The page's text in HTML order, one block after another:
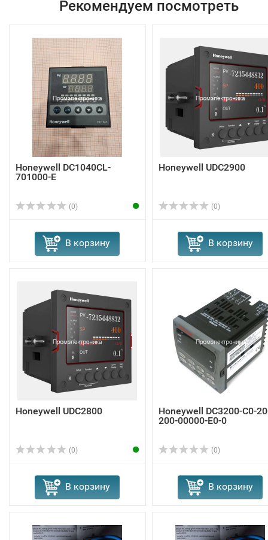
Рекомендуем посмотреть
Honeywell DC1040CL-
701000-E
(0)
В корзину
Honeywell UDC2900
(0)
В корзину
Honeywell UDC2800
(0)
В корзину
Honeywell DC3200-C0-
200-00000-E0-0
(0)
В корзину